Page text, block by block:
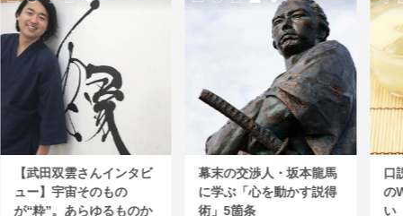
【武田双雲さんインタビ
ュー】宇宙そのもの
が“粋”。あらゆるものか
幕末の交渉人・坂本龍馬
に学ぶ「心を動かす説得
術」5箇条
口
の
い